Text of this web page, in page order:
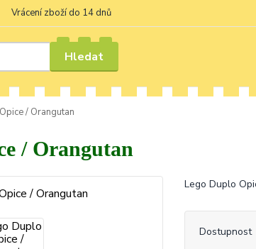
Vrácení zboží do 14 dnů
Hledat
/ Orangutan
/ Orangutan
Lego Duplo
Dostupnost